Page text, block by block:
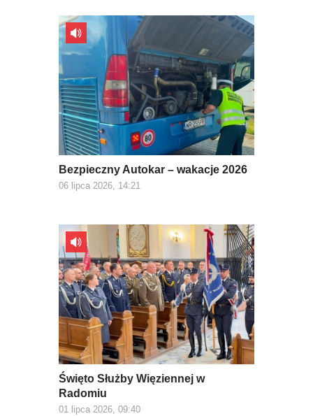
Bezpieczny Autokar – wakacje 2026
06 lipca 2026, 14:21
Święto Służby Więziennej w
Radomiu
01 lipca 2026, 09:40